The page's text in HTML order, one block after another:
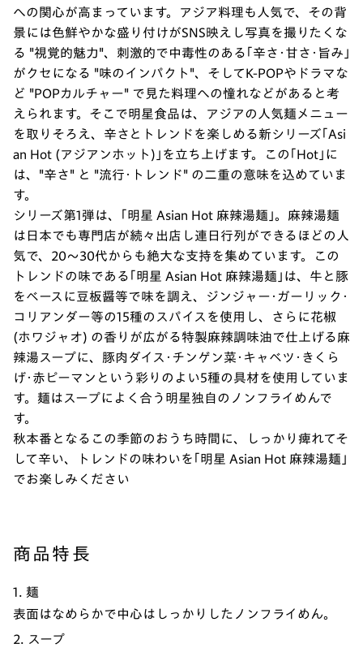
への関心が高まっています。アジア料理も人気で、その背
景には色鮮やかな盛り付けがSNS映えし写真を撮りたくな
る "視覚的魅力"、刺激的で中毒性のある｢辛さ･甘さ･旨み｣
がクセになる "味のインパクト"、そしてK-POPやドラマな
ど "POPカルチャー" で見た料理への憧れなどがあると考
えられます。そこで明星食品は、アジアの人気麺メニュー
を取りそろえ、辛さとトレンドを楽しめる新シリーズ｢Asi
an Hot (アジアンホット)｣を立ち上げます。この｢Hot｣に
は、"辛さ" と "流行･トレンド" の二重の意味を込めていま
す。
シリーズ第1弾は、｢明星 Asian Hot 麻辣湯麺｣。麻辣湯麺
は日本でも専門店が続々出店し連日行列ができるほどの人
気で、20～30代からも絶大な支持を集めています。この
トレンドの味である｢明星 Asian Hot 麻辣湯麺｣は、牛と豚
をベースに豆板醤等で味を調え、ジンジャー･ガーリック･
コリアンダー等の15種のスパイスを使用し、さらに花椒
(ホワジャオ) の香りが広がる特製麻辣調味油で仕上げる麻
辣湯スープに、豚肉ダイス･チンゲン菜･キャベツ･きくら
げ･赤ピーマンという彩りのよい5種の具材を使用していま
す。麺はスープによく合う明星独自のノンフライめんで
す。
秋本番となるこの季節のおうち時間に、しっかり痺れてそ
して辛い、トレンドの味わいを｢明星 Asian Hot 麻辣湯麺｣
でお楽しみください
商品特長
1. 麺
表面はなめらかで中心はしっかりしたノンフライめん。
2. スープ